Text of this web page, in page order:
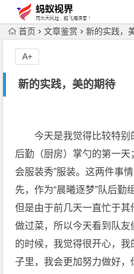
首页 文章鉴赏 新的实践，
新的实践，美的期待
A+
今天是我觉得比较特别
后勤（厨房）掌勺的第一天
会服装秀”服装。这两件事
先，作为“晨曦逐梦”队后勤
但是由于前几天一直忙于
做过菜，所以今天看到队
的时候，我觉得很开心，我
子里，我会更加努力做好，